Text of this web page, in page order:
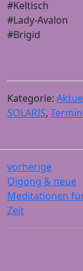
#Keltisch
#Lady-Avalon
#Brigid
Kategorie:
SOLARIS,
vorherige
Qigong & neue
Meditationen
Zeit